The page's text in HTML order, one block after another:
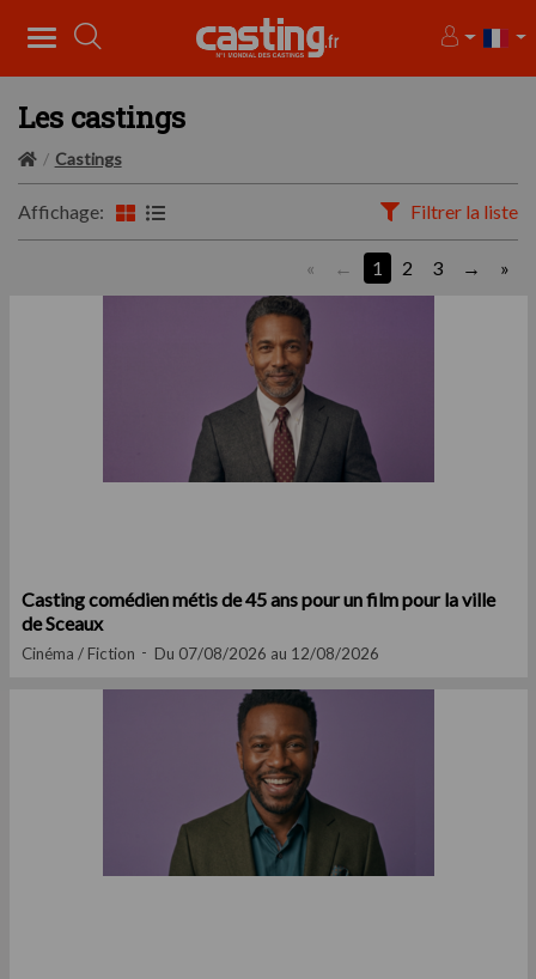
Les castings
Castings
Affichage: Filtrer la liste
« 1 2 3 »
Casting comédien métis de 45 ans pour un film pour la ville
de Sceaux
Cinéma / Fiction Du 07/08/2026 au 12/08/2026